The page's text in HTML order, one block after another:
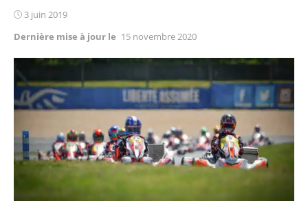
Posted
3 juin 2019
Dernière mise à jour le 15 novembre 2020